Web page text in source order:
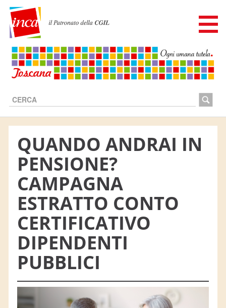
Cerca...
Chi siamo I SERVIZI
QUANDO ANDRAI IN
PENSIONE?
CAMPAGNA
ESTRATTO CONTO
CERTIFICATIVO
DIPENDENTI
PUBBLICI